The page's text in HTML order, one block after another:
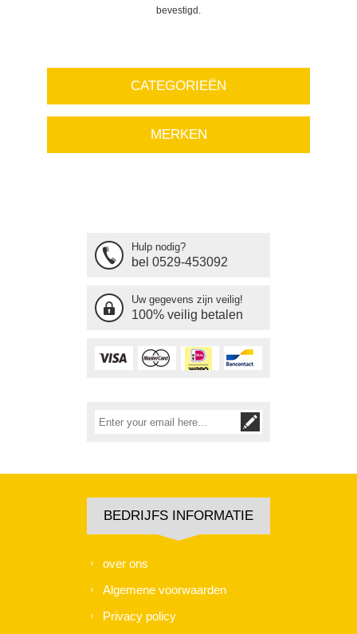
bevestigd.
CATEGORIEËN
MERKEN
Hulp nodig?
bel 0529-453092
Uw gegevens zijn veilig!
100% veilig betalen
BEDRIJFS INFORMATIE
over ons
Algemene voorwaarden
Privacy policy